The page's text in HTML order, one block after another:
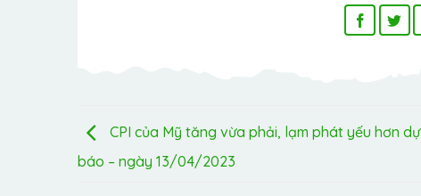
CPI của Mỹ tăng vừa phải, lạm phát yếu hơn dự
báo – ngày 13/04/2023